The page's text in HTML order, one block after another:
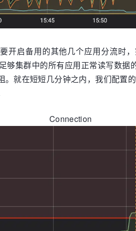
开启备用的其他几个应用分流时
够集群中的所有应用正常读写数据
。就在短短几分钟之内，我们配置